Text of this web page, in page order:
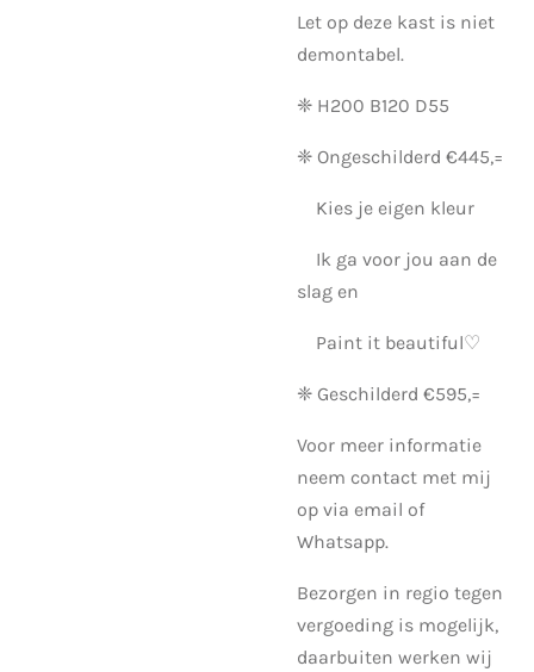
Let op deze kast is niet
demontabel.
❈ H200 B120 D55
❈ Ongeschilderd €445,=
Kies je eigen kleur
Ik ga voor jou aan de
slag en
Paint it beautiful♡
❈ Geschilderd €595,=
Voor meer informatie
neem contact met mij
op via email of
Whatsapp.
Bezorgen in regio tegen
vergoeding is mogelijk,
daarbuiten werken wij